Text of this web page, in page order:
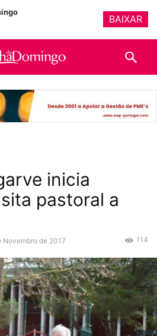
inicia
pastoral a
Novembro de 2017 114
BAIXAR